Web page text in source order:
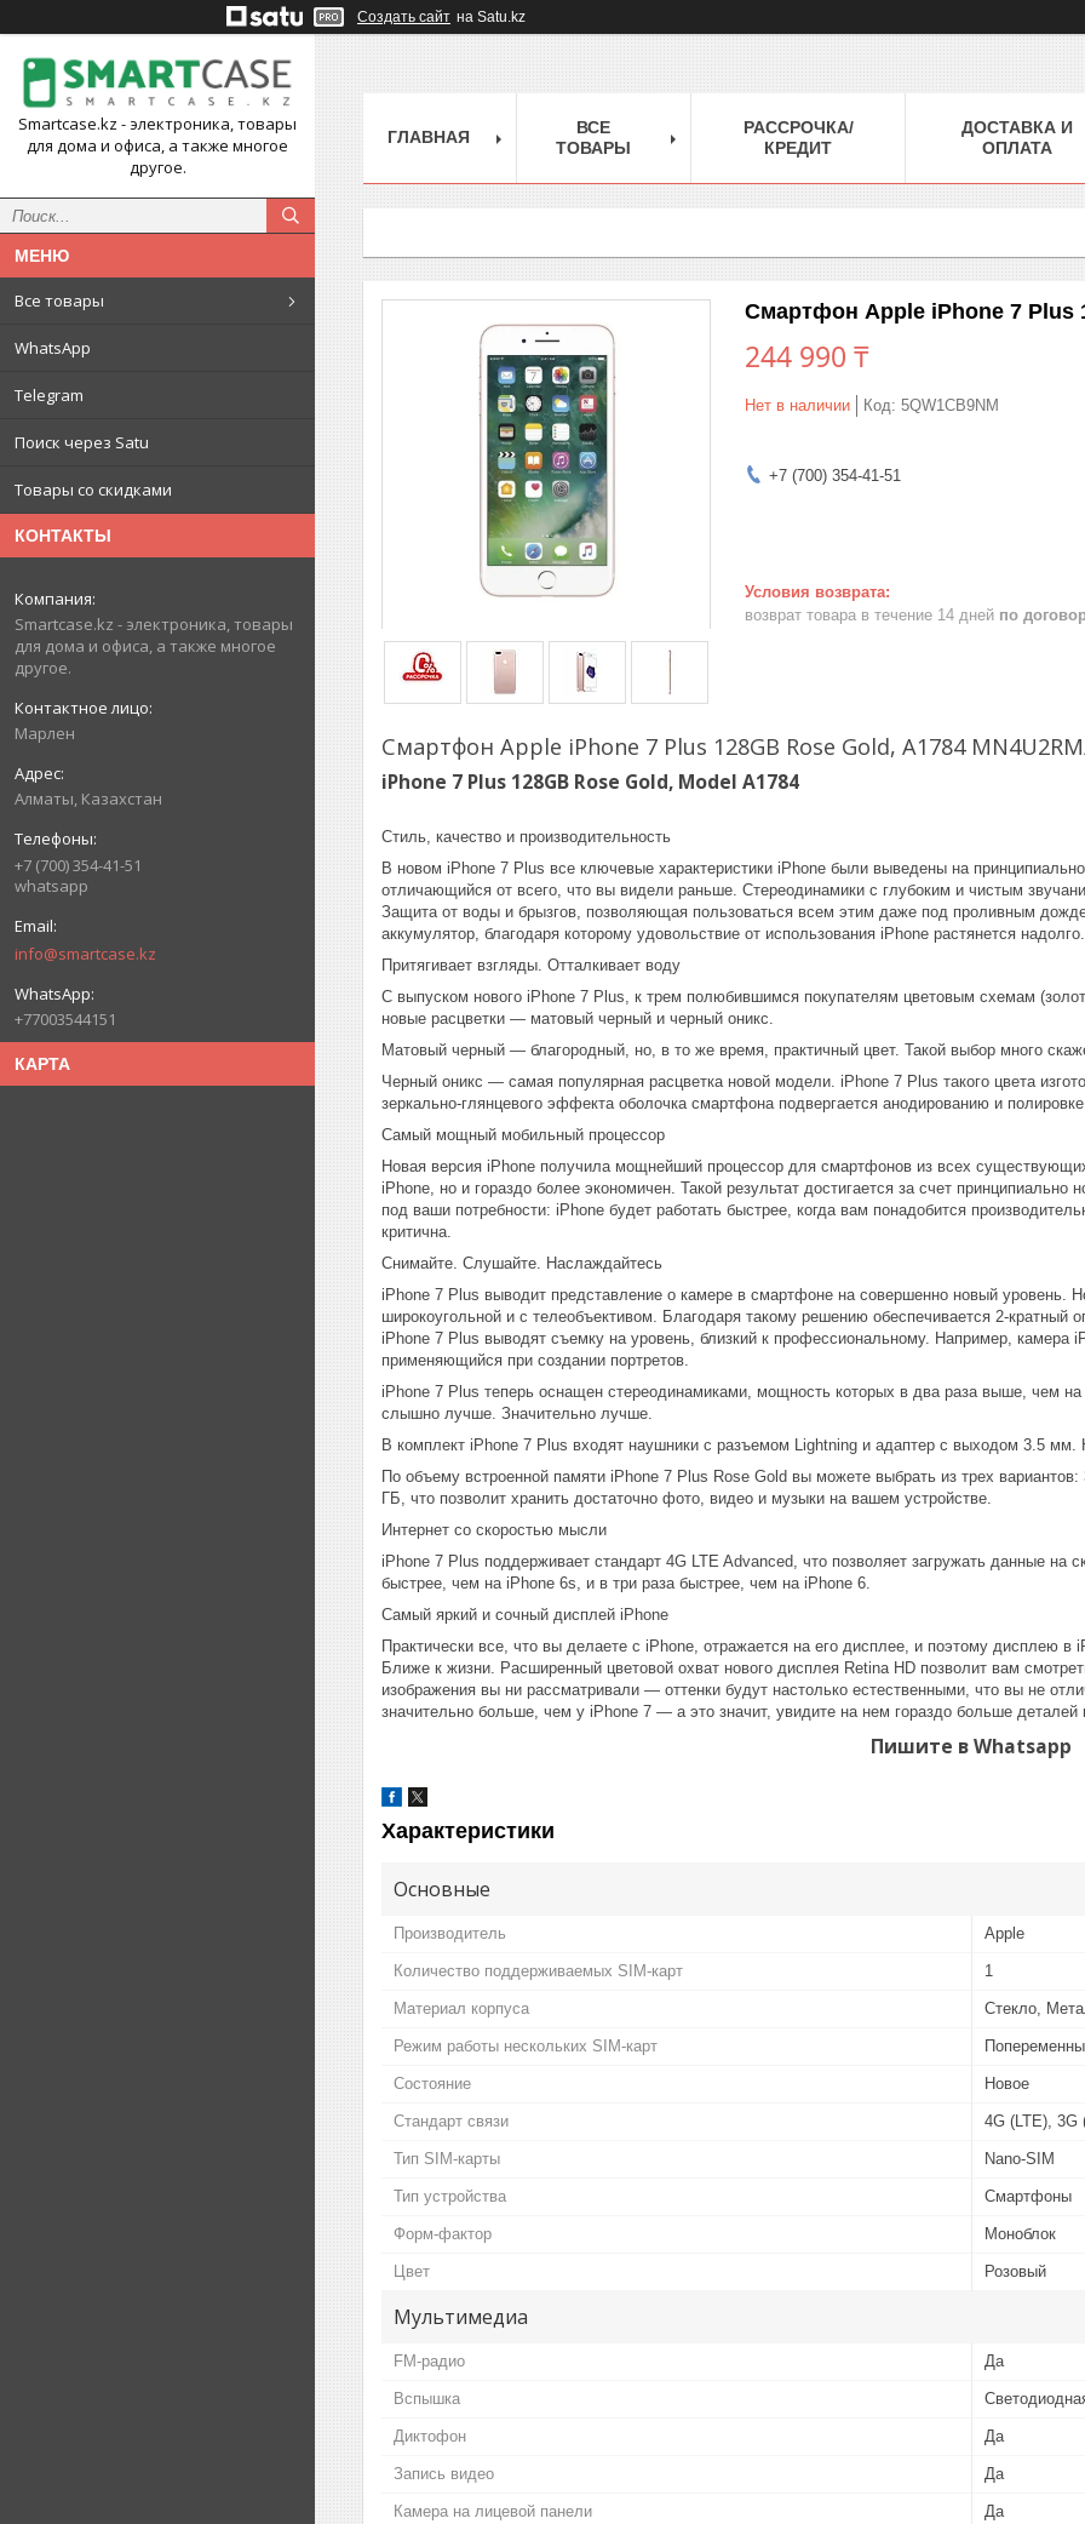
Создать сайт на Satu.kz
Smartcase.kz - электроника, товары
для дома и офиса, а также многое
другое.
Все товары
WhatsApp
Telegram
Поиск через Satu
Товары со скидками
КОНТАКТЫ
Smartcase.kz - электроника, товары
для дома и офиса, а также многое
другое.
Марлен
Алматы, Казахстан
+7 (700) 354-41-51
whatsapp
info@smartcase.kz
+77003544151
КАРТА
ГЛАВНАЯ
ВСЕ
ТОВАРЫ
РАССРОЧКА/
КРЕДИТ
ДОСТАВКА И
ОПЛАТА
Смартфон Apple iPhone 7 Plus
244 990 ₸
Нет в наличии Код: 5QW1CB9NM
+7 (700) 354-41-51
возврат товара в течение 14 дней по
Смартфон Apple iPhone 7 Plus 128GB Rose Gold, A1784
iPhone 7 Plus 128GB Rose Gold, Model A1784
Стиль, качество и производительность
В новом iPhone 7 Plus все ключевые характеристики iPhone были выведены на
отличающийся от всего, что вы видели раньше. Стереодинамики с глубоким и чистым
Защита от воды и брызгов, позволяющая пользоваться всем этим даже под проливным
аккумулятор, благодаря которому удовольствие от использования iPhone растянется надолго.
Притягивает взгляды. Отталкивает воду
С выпуском нового iPhone 7 Plus, к трем полюбившимся покупателям цветовым схемам
новые расцветки — матовый черный и черный оникс.
Матовый черный — благородный, но, в то же время, практичный цвет. Такой выбор много
Черный оникс — самая популярная расцветка новой модели. iPhone 7 Plus такого цвета
зеркально-глянцевого эффекта оболочка смартфона подвергается анодированию и
Самый мощный мобильный процессор
Новая версия iPhone получила мощнейший процессор для смартфонов из всех
iPhone, но и гораздо более экономичен. Такой результат достигается за счет
под ваши потребности: iPhone будет работать быстрее, когда вам понадобится
критична.
Снимайте. Слушайте. Наслаждайтесь
iPhone 7 Plus выводит представление о камере в смартфоне на совершенно новый уровень.
широкоугольной и с телеобъективом. Благодаря такому решению обеспечивается 2-
iPhone 7 Plus выводят съемку на уровень, близкий к профессиональному. Например,
применяющийся при создании портретов.
iPhone 7 Plus теперь оснащен стереодинамиками, мощность которых в два раза выше, чем
слышно лучше. Значительно лучше.
В комплект iPhone 7 Plus входят наушники с разъемом Lightning и адаптер с выходом 3.5
По объему встроенной памяти iPhone 7 Plus Rose Gold вы можете выбрать из трех
ГБ, что позволит хранить достаточно фото, видео и музыки на вашем устройстве.
Интернет со скоростью мысли
iPhone 7 Plus поддерживает стандарт 4G LTE Advanced, что позволяет загружать данные
быстрее, чем на iPhone 6s, и в три раза быстрее, чем на iPhone 6.
Самый яркий и сочный дисплей iPhone
Практически все, что вы делаете с iPhone, отражается на его дисплее, и поэтому дисплею
Ближе к жизни. Расширенный цветовой охват нового дисплея Retina HD позволит вам
изображения вы ни рассматривали — оттенки будут настолько естественными, что вы не
значительно больше, чем у iPhone 7 — а это значит, увидите на нем гораздо больше деталей
Пишите в Whatsapp
Характеристики
Основные
Производитель Apple
Количество поддерживаемых SIM-карт 1
Материал корпуса Стекло,
Режим работы нескольких SIM-карт
Состояние Новое
Стандарт связи 4G (LTE), 3G
Тип SIM-карты Nano-SIM
Тип устройства Смартфоны
Форм-фактор Моноблок
Цвет Розовый
Мультимедиа
FM-радио Да
Вспышка
Диктофон Да
Запись видео Да
Камера на лицевой панели Да